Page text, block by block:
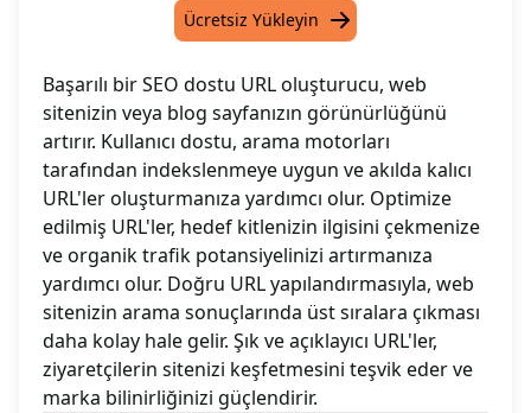
Ücretsiz Yükleyin
Başarılı bir SEO dostu URL oluşturucu, web
sitenizin veya blog sayfanızın görünürlüğünü
artırır. Kullanıcı dostu, arama motorları
tarafından indekslenmeye uygun ve akılda kalıcı
URL'ler oluşturmanıza yardımcı olur. Optimize
edilmiş URL'ler, hedef kitlenizin ilgisini çekmenize
ve organik trafik potansiyelinizi artırmanıza
yardımcı olur. Doğru URL yapılandırmasıyla, web
sitenizin arama sonuçlarında üst sıralara çıkması
daha kolay hale gelir. Şık ve açıklayıcı URL'ler,
ziyaretçilerin sitenizi keşfetmesini teşvik eder ve
marka bilinirliğinizi güçlendirir.